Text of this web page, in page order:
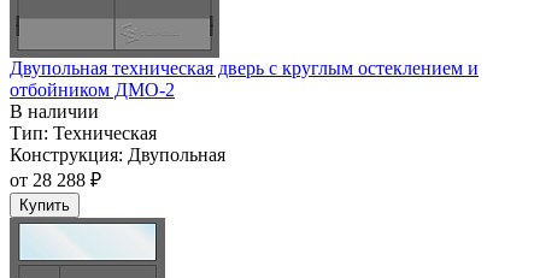
Двупольная техническая дверь c круглым остеклением и
отбойником ДМО-2
В наличии
Тип: Техническая
Конструкция: Двупольная
от 28 288 ₽
Купить